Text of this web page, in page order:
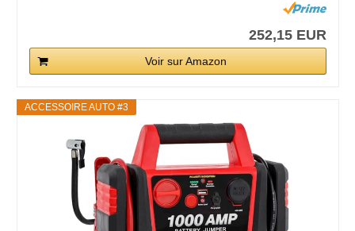
252,15 EUR
Voir sur Amazon
ACCESSOIRE AUTO #3